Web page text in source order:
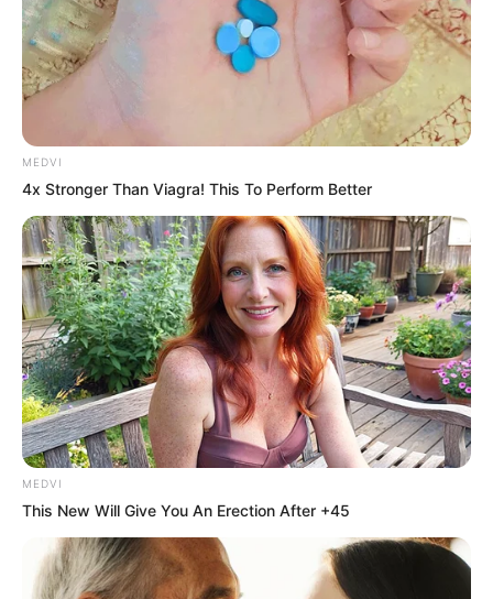
Men 45+ Are Trying This To Perform
Better
MÁS CONTENIDO COMO ESTE